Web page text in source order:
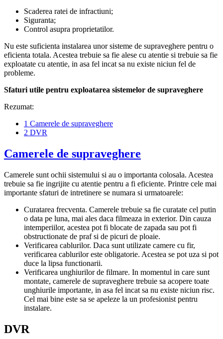
Scaderea ratei de infractiuni;
Siguranta;
Control asupra proprietatilor.
Nu este suficienta instalarea unor sisteme de supraveghere pentru o
eficienta totala. Acestea trebuie sa fie alese cu atentie si trebuie sa fie
exploatate cu atentie, in asa fel incat sa nu existe niciun fel de
probleme.
Sfaturi utile pentru exploatarea sistemelor de supraveghere
Rezumat:
1 Camerele de supraveghere
2 DVR
Camerele de supraveghere
Camerele sunt ochii sistemului si au o importanta colosala. Acestea
trebuie sa fie ingrijite cu atentie pentru a fi eficiente. Printre cele mai
importante sfaturi de intretinere se numara si urmatoarele:
Curatarea frecventa. Camerele trebuie sa fie curatate cel putin
o data pe luna, mai ales daca filmeaza in exterior. Din cauza
intemperiilor, acestea pot fi blocate de zapada sau pot fi
obstructionate de praf si de picuri de ploaie.
Verificarea cablurilor. Daca sunt utilizate camere cu fir,
verificarea cablurilor este obligatorie. Acestea se pot uza si pot
duce la lipsa functionarii.
Verificarea unghiurilor de filmare. In momentul in care sunt
montate, camerele de supraveghere trebuie sa acopere toate
unghiurile importante, in asa fel incat sa nu existe niciun risc.
Cel mai bine este sa se apeleze la un profesionist pentru
instalare.
DVR